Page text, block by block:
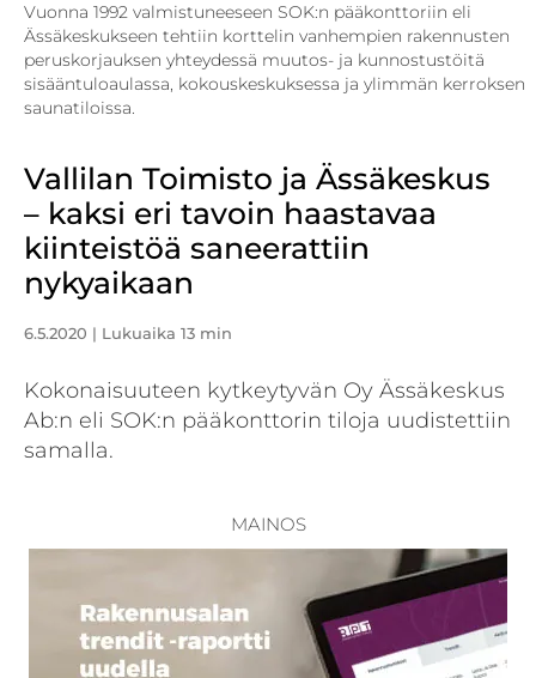
Vuonna 1992 valmistuneeseen SOK:n pääkonttoriin eli
Ässäkeskukseen tehtiin korttelin vanhempien rakennusten
peruskorjauksen yhteydessä muutos- ja kunnostustöitä
sisääntuloaulassa, kokouskeskuksessa ja ylimmän kerroksen
saunatiloissa.
Vallilan Toimisto ja Ässäkeskus
– kaksi eri tavoin haastavaa
kiinteistöä saneerattiin
nykyaikaan
6.5.2020 | Lukuaika 13 min
Kokonaisuuteen kytkeytyvän Oy Ässäkeskus
Ab:n eli SOK:n pääkonttorin tiloja uudistettiin
samalla.